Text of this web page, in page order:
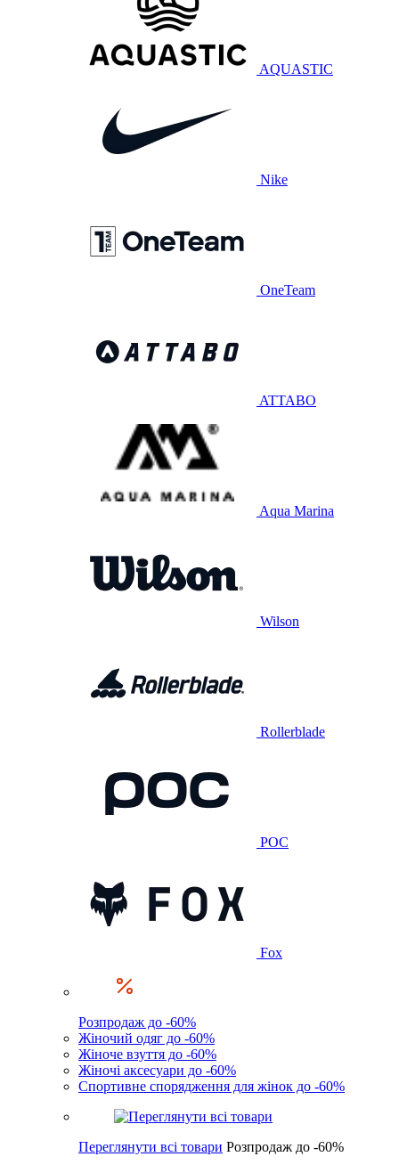
AQUASTIC
Nike
OneTeam
ATTABO
Aqua Marina
Wilson
Rollerblade
POC
Fox
Розпродаж до -60%
Жіночий одяг до -60%
Жіноче взуття до -60%
Жіночі аксесуари до -60%
Спортивне спорядження для жінок до -60%
Переглянути всі товари Розпродаж до -60%